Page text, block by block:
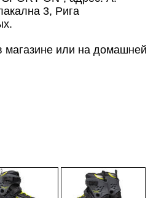
3, Рига
или на домашней